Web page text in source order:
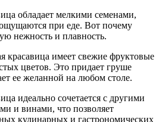
обладает мелкими семенами,
при еде. Вот почему
нежность и плавность.
имеет свежие фруктовые
цветов. Это придает груше
ее желанной на любом столе.
идеально сочетается с другими
и винами, что позволяет
кулинарных и гастрономических